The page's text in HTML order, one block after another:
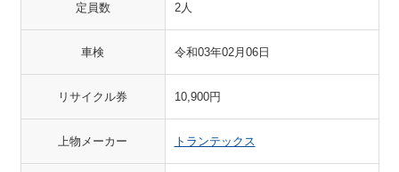
定員数 2人
車検 令和03年02月06日
リサイクル券 10,900円
上物メーカー トランテックス